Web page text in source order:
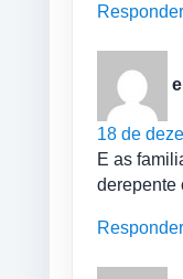
Responder
18 de
E as
derepente
Responder